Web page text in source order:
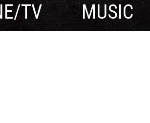
TV MUSIC